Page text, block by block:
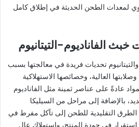
لمعدات الطحن الحديثة في إطلاق كامل
الفاناديوم-التيتانيوم
تحديات فريدة في معالجتها بسبب
العالية، وخصائصها الاستهلاكية
عادةً على عناصر ثمينة مثل الفاناديوم
بالإضافة إلى مراحل من السيليكا
الطرق التقليدية للطحن إلى تآكل مفرط في
في جودة المنتج، واستهلاك عالٍ